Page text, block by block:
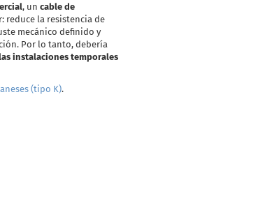
, uncable de
reduce la resistencia de
mecánico definido y
Por lo tanto, debería
instalaciones temporales
(tipo K).